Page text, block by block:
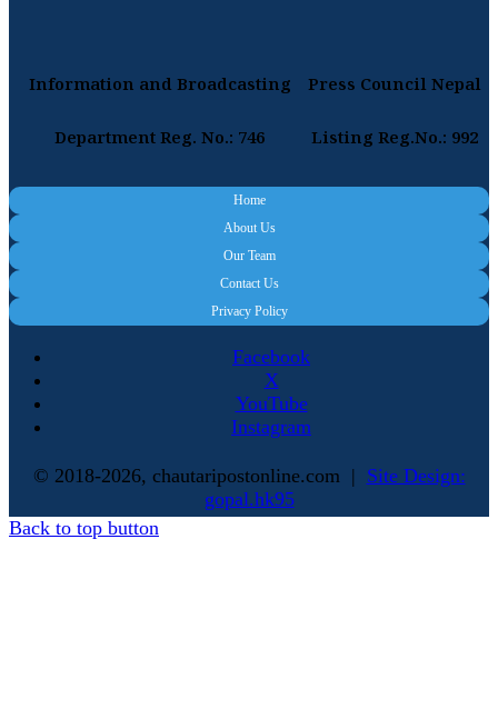
Information and Broadcasting
Department Reg. No.: 746
Press Council Nepal
Listing Reg.No.: 992
Home
About Us
Our Team
Contact Us
Privacy Policy
Facebook
X
YouTube
Instagram
© 2018-2026, chautaripostonline.com | Site Design:
gopal.hk95
Back to top button